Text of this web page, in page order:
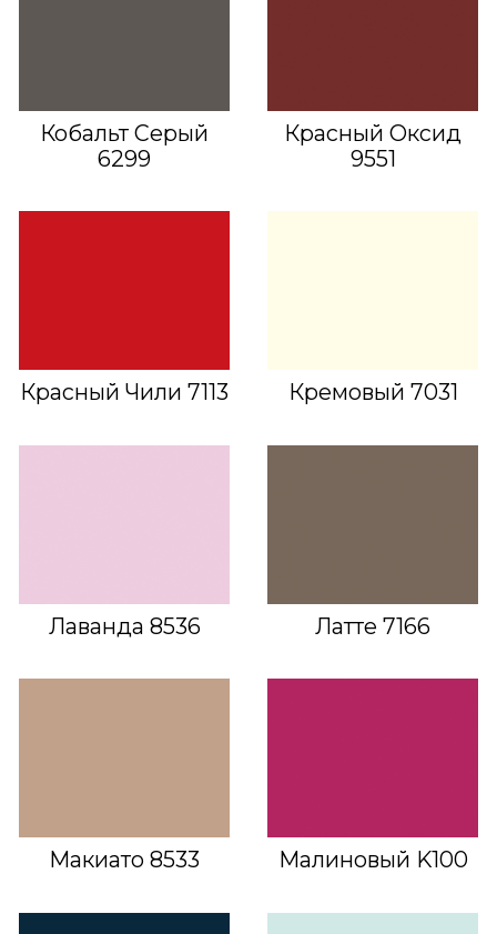
Кобальт Серый
6299
Красный Оксид
9551
Красный Чили 7113 Кремовый 7031
Лаванда 8536 Латте 7166
Макиато 8533 Малиновый K100